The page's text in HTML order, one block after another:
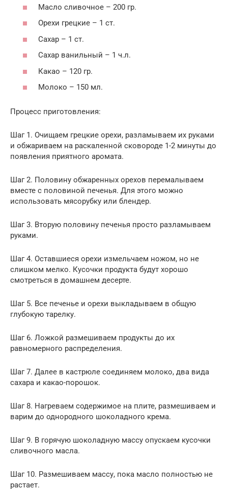
Масло сливочное – 200 гр.
Орехи грецкие – 1 ст.
Сахар – 1 ст.
Сахар ванильный – 1 ч.л.
Какао – 120 гр.
Молоко – 150 мл.
Процесс приготовления:
Шаг 1. Очищаем грецкие орехи, разламываем их руками
и обжариваем на раскаленной сковороде 1-2 минуты до
появления приятного аромата.
Шаг 2. Половину обжаренных орехов перемалываем
вместе с половиной печенья. Для этого можно
использовать мясорубку или блендер.
Шаг 3. Вторую половину печенья просто разламываем
руками.
Шаг 4. Оставшиеся орехи измельчаем ножом, но не
слишком мелко. Кусочки продукта будут хорошо
смотреться в домашнем десерте.
Шаг 5. Все печенье и орехи выкладываем в общую
глубокую тарелку.
Шаг 6. Ложкой размешиваем продукты до их
равномерного распределения.
Шаг 7. Далее в кастрюле соединяем молоко, два вида
сахара и какао-порошок.
Шаг 8. Нагреваем содержимое на плите, размешиваем и
варим до однородного шоколадного крема.
Шаг 9. В горячую шоколадную массу опускаем кусочки
сливочного масла.
Шаг 10. Размешиваем массу, пока масло полностью не
растает.